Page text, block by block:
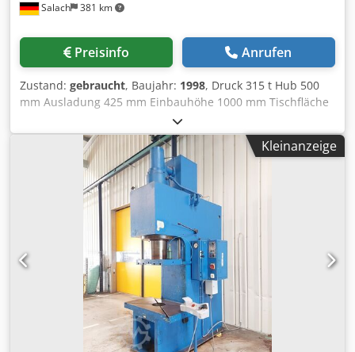
Salach 381 km
Preisinfo Anrufen
Zustand: gebraucht, Baujahr: 1998, Druck 315 t Hub 500
mm Ausladung 425 mm Einbauhöhe 1000 mm Tischfläche
1200 x 815 mm Tischhöhe über Flur 800 mm Stößelfläche
1100 x 700 mm Geschwindigkeit ab 48 mm/s
Geschwindigkeit auf 330 mm/s Arbeitsgeschwindigkeit 19
mm/s Ölinhalt 1600 l Antriebsleistung 82,0 kW Gewicht
23,0 t Cedpfx Aiozrppvjdorf Raumbedarf ca. 2,4 x 2,8 x 4,0
mxmxm mit ölhydraulischem Antrieb, druck/zeit- und
wegabhängig steuerbar, Lichtschranke vorn (Sick),
Zweihandbedienung
Kleinanzeige